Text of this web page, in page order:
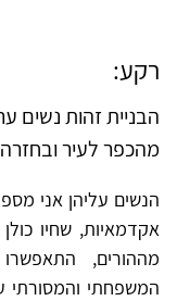
רקע:
הבניית זהות נשים
מהכפר לעיר ובחזרה
הנשים עליהן אני
אקדמאיות, שחיו
מההורים,
המשפחתי והמסורתי